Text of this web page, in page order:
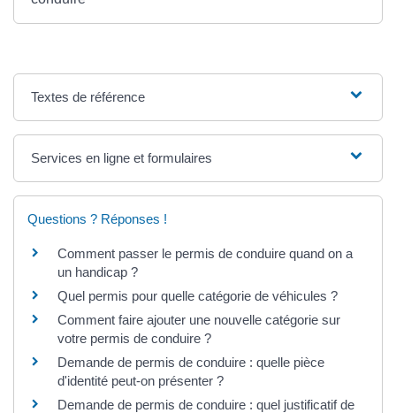
Textes de référence
Services en ligne et formulaires
Questions ? Réponses !
Comment passer le permis de conduire quand on a
un handicap ?
Quel permis pour quelle catégorie de véhicules ?
Comment faire ajouter une nouvelle catégorie sur
votre permis de conduire ?
Demande de permis de conduire : quelle pièce
d'identité peut-on présenter ?
Demande de permis de conduire : quel justificatif de